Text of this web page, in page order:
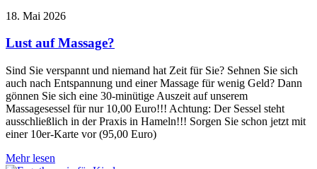
18. Mai 2026
Lust auf Massage?
Sind Sie verspannt und niemand hat Zeit für Sie? Sehnen Sie sich
auch nach Entspannung und einer Massage für wenig Geld? Dann
gönnen Sie sich eine 30-minütige Auszeit auf unserem
Massagesessel für nur 10,00 Euro!!! Achtung: Der Sessel steht
ausschließlich in der Praxis in Hameln!!! Sorgen Sie schon jetzt mit
einer 10er-Karte vor (95,00 Euro)
Mehr lesen